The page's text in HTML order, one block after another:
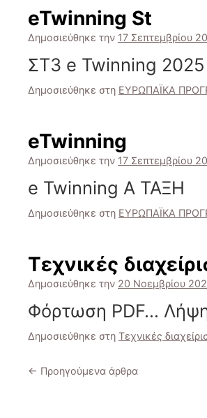
eTwinning St
Δημοσιεύθηκε την 17 Σεπτεμβρίου
ΣΤ3 e Twinning 2025
Δημοσιεύθηκε στη ΕΥΡΩΠΑΪΚΑ
eTwinning
Δημοσιεύθηκε την 17 Σεπτεμβρίου
e Twinning Α ΤΑΞΗ
Δημοσιεύθηκε στη ΕΥΡΩΠΑΪΚΑ
Τεχνικές
Δημοσιεύθηκε την 20 Νοεμβρίου
Φόρτωση PDF…
Δημοσιεύθηκε στη Τεχνικές
← Προηγούμενα άρθρα